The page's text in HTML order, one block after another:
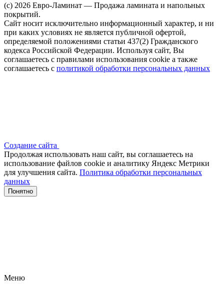
(c) 2026 Евро-Ламинат — Продажа ламината и напольных
покрытий.
Сайт носит исключительно информационный характер, и ни
при каких условиях не является публичной офертой,
определяемой положениями статьи 437(2) Гражданского
кодекса Российской Федерации. Используя сайт, Вы
соглашаетесь с правилами использования cookie а также
соглашаетесь с политикой обработки персональных данных
Создание сайта
Продолжая использовать наш сайт, вы соглашаетесь на
использование файлов сооkіе и аналитику Яндекс Метрики
для улучшения сайта. Политика обработки персональных
данных
Понятно
Меню